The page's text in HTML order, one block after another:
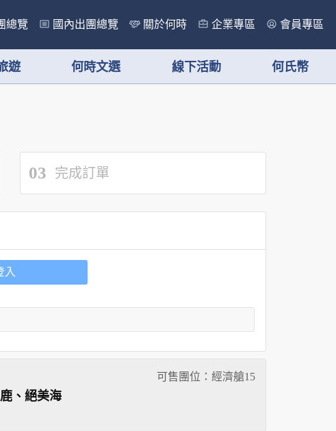
總覽 國內出團總覽 關於何時 企業專區 會員專區
遊 何時文選 線下活動 何氏幣
03 完成訂單
入
可售團位：經濟艙15
、絕美海